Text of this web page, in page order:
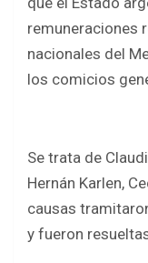
b
o
o
er s
p
remuneraciones
nacionales del
los comicios
Se trata de
Hernán Karlen,
causas
y fueron